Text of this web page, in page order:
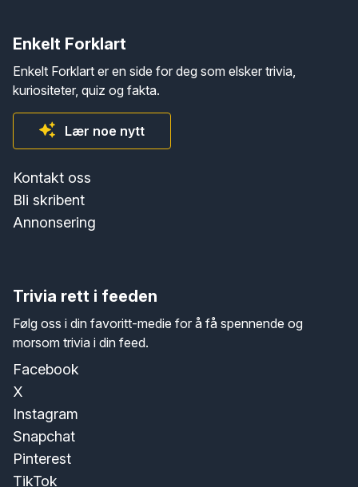
Enkelt Forklart
Enkelt Forklart er en side for deg som elsker trivia,
kuriositeter, quiz og fakta.
Lær noe nytt
Kontakt oss
Bli skribent
Annonsering
Trivia rett i feeden
Følg oss i din favoritt-medie for å få spennende og
morsom trivia i din feed.
Facebook
X
Instagram
Snapchat
Pinterest
TikTok